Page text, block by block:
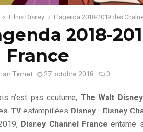
Films Disney L’agenda 2018-2019 des
2018-
France
Ternet 27 octobre 2018 0
n’est pas coutume, The Walt
TVestampillées Disney: Disney
Disney Channel France entame